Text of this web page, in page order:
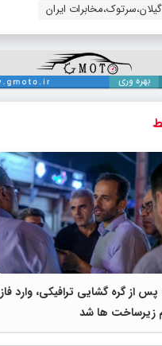
ایران
از گره گشایی ترافیکی، وارد فاز
زیرساخت ها شد